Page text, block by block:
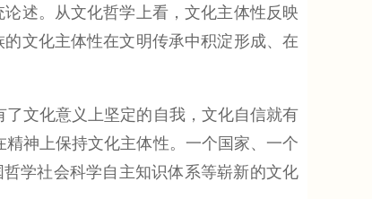
述。从文化哲学上看，文化主体性反映
文化主体性在文明传承中积淀形成、在
文化意义上坚定的自我，文化自信就有
神上保持文化主体性。一个国家、一个
学社会科学自主知识体系等崭新的文化